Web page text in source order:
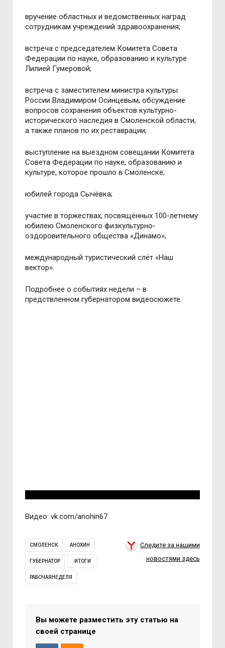
вручение областных и ведомственных наград
сотрудникам учреждений здравоохранения;
встреча с председателем Комитета Совета
Федерации по науке, образованию и культуре
Лилией Гумеровой;
встреча с заместителем министра культуры
России Владимиром Осинцевым, обсуждение
вопросов сохранения объектов культурно-
исторического наследия в Смоленской области,
а также планов по их реставрации;
выступление на выездном совещании Комитета
Совета Федерации по науке, образованию и
культуре, которое прошло в Смоленске;
юбилей города Сычёвка;
участие в торжествах, посвящённых 100-летнему
юбилею Смоленского физкультурно-
оздоровительного общества «Динамо»;
международный туристический слёт «Наш
вектор».
Подробнее о событиях недели – в
предствленном губернатором видеосюжете.
Видео: vk.com/anohin67
СМОЛЕНСК АНОХИН
ГУБЕРНАТОР ИТОГИ
РАБОЧАЯНЕДЕЛЯ
Следите за нашими
новостями здесь
Вы можете разместить эту статью на
своей странице